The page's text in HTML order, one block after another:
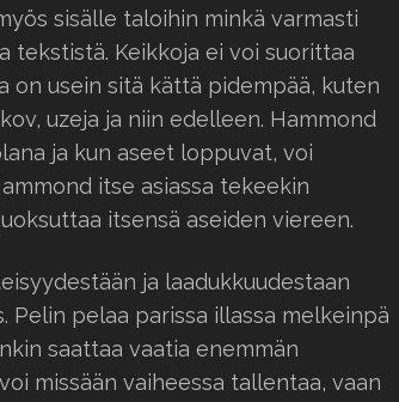
sisälle taloihin minkä varmasti
tekstistä. Keikkoja ei voi suorittaa
on usein sitä kättä pidempää, kuten
uzeja ja niin edelleen. Hammond
ja kun aseet loppuvat, voi
itse asiassa tekeekin
itsensä aseiden viereen.
ja laadukkuudestaan
Pelin pelaa parissa illassa melkeinpä
saattaa vaatia enemmän
missään vaiheessa tallentaa, vaan